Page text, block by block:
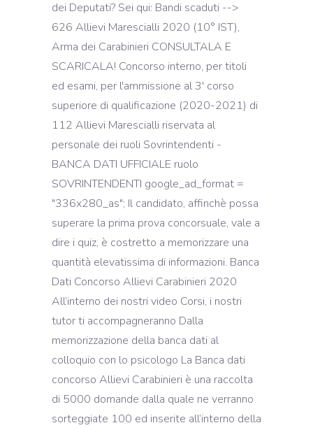
dei Deputati? Sei qui: Bandi scaduti -->
626 Allievi Marescialli 2020 (10° IST),
Arma dei Carabinieri CONSULTALA E
SCARICALA! Concorso interno, per titoli
ed esami, per l'ammissione al 3' corso
superiore di qualificazione (2020-2021) di
112 Allievi Marescialli riservata al
personale dei ruoli Sovrintendenti -
BANCA DATI UFFICIALE ruolo
SOVRINTENDENTI google_ad_format =
"336x280_as"; Il candidato, affinchè possa
superare la prima prova concorsuale, vale a
dire i quiz, è costretto a memorizzare una
quantità elevatissima di informazioni. Banca
Dati Concorso Allievi Carabinieri 2020
All’interno dei nostri video Corsi, i nostri
tutor ti accompagneranno Dalla
memorizzazione della banca dati al
colloquio con lo psicologo La Banca dati
concorso Allievi Carabinieri è una raccolta
di 5000 domande dalla quale ne verranno
sorteggiate 100 ed inserite all’interno della